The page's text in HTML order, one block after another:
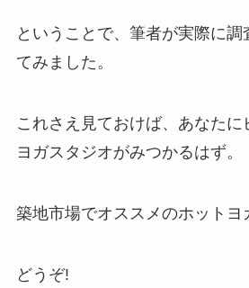
ということで、筆者が実際に調
てみました。
これさえ見ておけば、あなたに
ヨガスタジオがみつかるはず。
築地市場でオススメのホットヨ
どうぞ!